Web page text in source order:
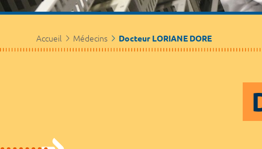
Accueil Médecins Docteur LORIANE DORE